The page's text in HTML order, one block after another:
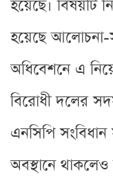
হয়েছে। বিষয়টি
হয়েছে আলোচনা-
অধিবেশনে এ
বিরোধী দলের
এনসিপি সংবিধান
অবস্থানে